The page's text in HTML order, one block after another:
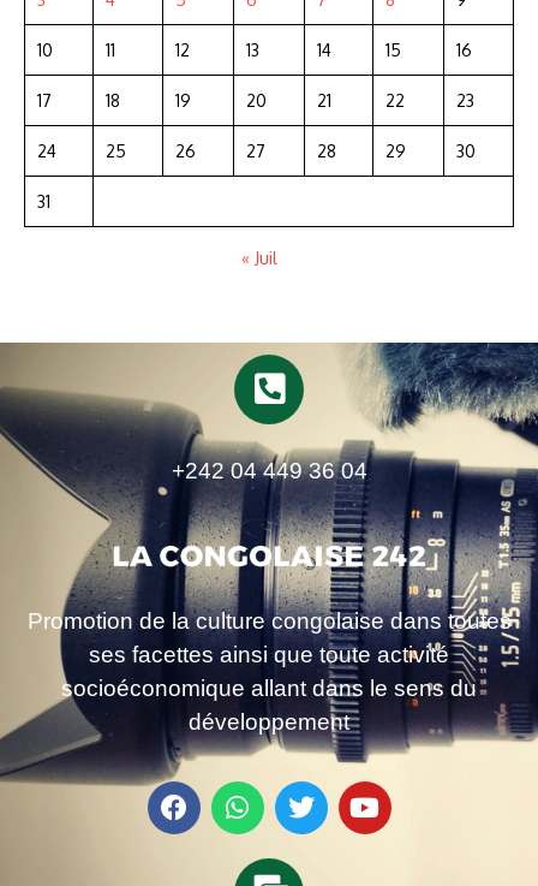
10 11 12 13 14 15 16
17 18 19 20 21 22 23
24 25 26 27 28 29 30
31
« Juil
+242 04 449 36 04
Promotion de la culture congolaise dans toutes
ses facettes ainsi que toute activité
socioéconomique allant dans le sens du
développement